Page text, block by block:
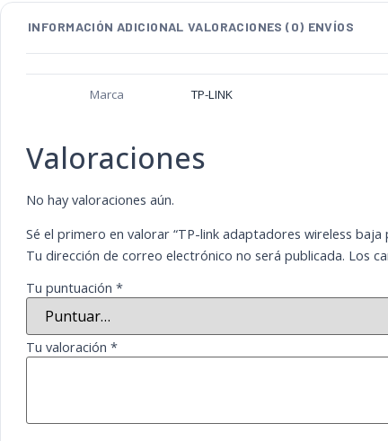
INFORMACIÓN ADICIONAL VALORACIONES (0) ENVÍOS
Marca TP-LINK
Valoraciones
No hay valoraciones aún.
Sé el primero en valorar “TP-link adaptadores wireless baja
Tu dirección de correo electrónico no será publicada. Los
Tu puntuación *
Tu valoración *